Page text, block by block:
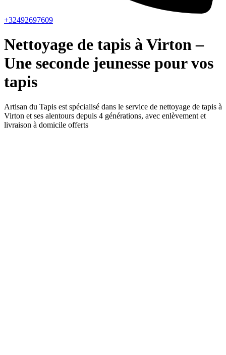
+32492697609
Nettoyage de tapis à Virton –
Une seconde jeunesse pour vos
tapis
Artisan du Tapis est spécialisé dans le service de nettoyage de tapis à
Virton et ses alentours depuis 4 générations, avec enlèvement et
livraison à domicile offerts